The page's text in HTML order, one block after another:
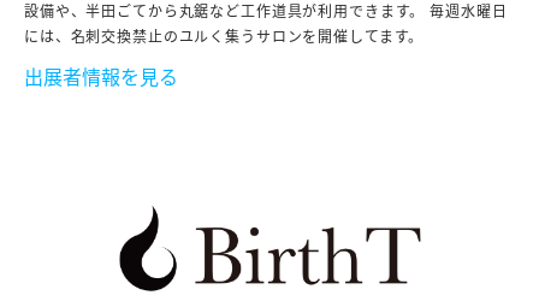
設備や、半田ごてから丸鋸など工作道具が利用できます。 毎週水曜日
には、名刺交換禁止のユルく集うサロンを開催してます。
出展者情報を見る